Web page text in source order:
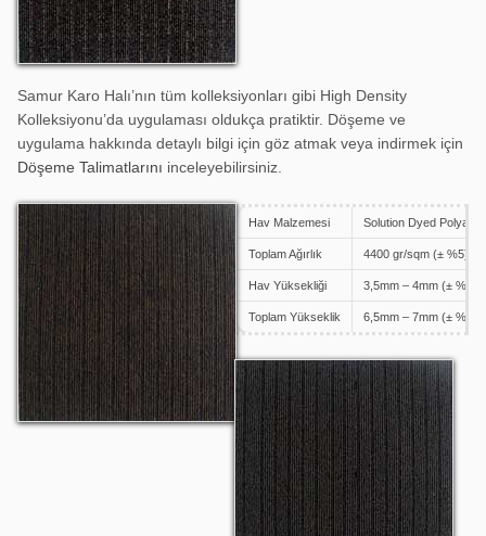
Samur Karo Halı’nın tüm kolleksiyonları gibi High Density
Kolleksiyonu’da uygulaması oldukça pratiktir. Döşeme ve
uygulama hakkında detaylı bilgi için göz atmak veya indirmek için
Döşeme Talimatlarını inceleyebilirsiniz.
High Density 1604 Hav Malzemesi Solution Dyed
Toplam Ağırlık 4400 gr/sqm (± %5)
Hav Yüksekliği 3,5mm – 4mm (± %5)
Toplam Yükseklik 6,5mm – 7mm (± %5)
High Density 1605